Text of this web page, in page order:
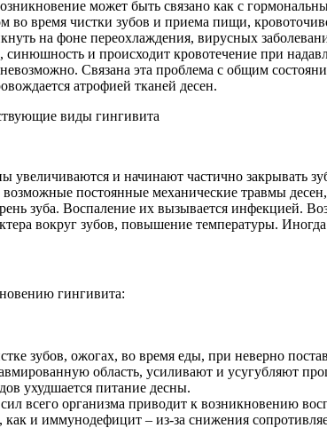
может быть связано как с
во время чистки зубов и приема пищи,
на фоне переохлаждения, вирусных
синюшность и происходит кровотечение при
Связана эта проблема с общим
атрофией тканей десен.
увеличиваются и начинают частично закрывать
постоянные механические травмы
зуба. Воспаление их вызывается инфекцией.
вокруг зубов, повышение температуры.
гингивита:
зубов, ожогах, во время еды, при неверно
область, усиливают и усугубляют
ухудшается питание десны.
всего организма приводит к возникновению
и иммунодефицит – из-за снижения